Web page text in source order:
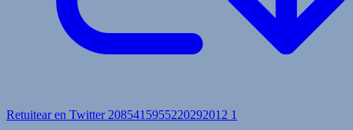
Retuitear en Twitter 2085415955220292012 1